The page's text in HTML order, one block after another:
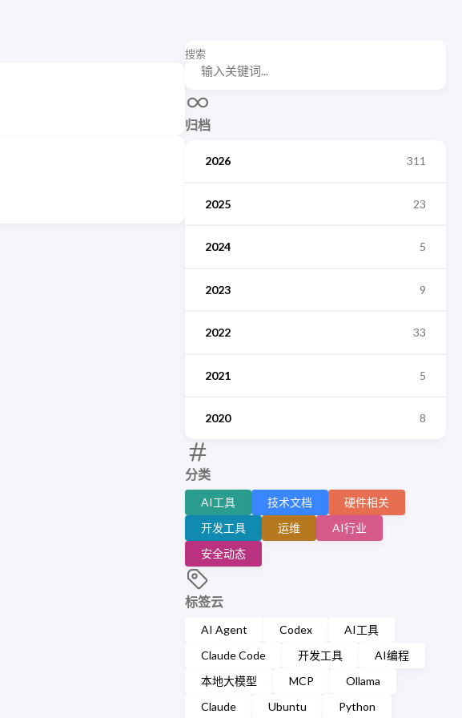
搜索
归档
2026 311
2025 23
2024 5
2023 9
2022 33
2021 5
2020 8
分类
AI工具 技术文档
硬件相关
开发工具
运维
AI行业
安全动态
标签云
AI Agent Codex
AI工具
Claude Code
开发工具
AI编程
本地大模型
MCP
Ollama
Claude
Ubuntu Python